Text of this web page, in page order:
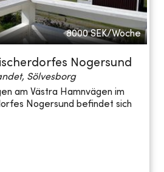
8000 SEK/Woche
Nogersund
Sölvesborg
am Västra Hamnvägen im
Nogersund befindet sich